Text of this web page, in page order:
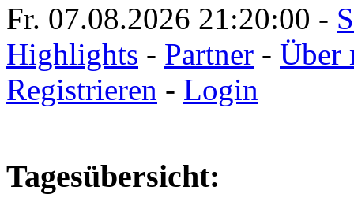
Fr. 07.08.2026 21:20:01 -
Highlights - Partner - Über
Registrieren - Login
Tagesübersicht: